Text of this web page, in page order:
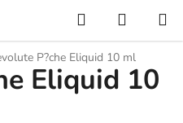
KeresésKOSÁR
P?che Eliquid 10 ml
Eliquid 10